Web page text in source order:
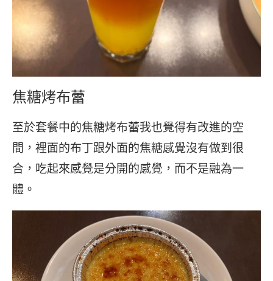
焦糖烤布蕾
至於套餐中的焦糖烤布蕾我也覺得有改進的空
間，裡面的布丁跟外面的焦糖感覺沒有做到很
合，吃起來感覺是分開的感覺，而不是融為一
體。